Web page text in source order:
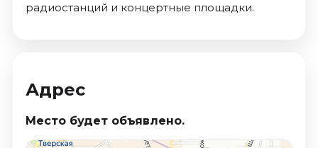
радиостанций и концертные площадки.
Адрес
Место будет объявлено.